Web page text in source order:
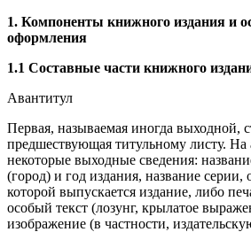
1. Компоненты книжного издания и
оформления
1.1 Составные части книжного
Авантитул
Первая, называемая иногда выходной,
предшествующая титульному листу. На
некоторые выходные сведения:
(город) и год издания, название серии,
которой выпускается издание, либо
особый текст (лозунг, крылатое
изображение (в частности,